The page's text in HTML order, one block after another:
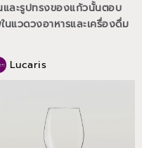
และรูปทรงของแก้วนั้นตอบ
แวดวงอาหารและเครื่องดื่ม
Lucaris